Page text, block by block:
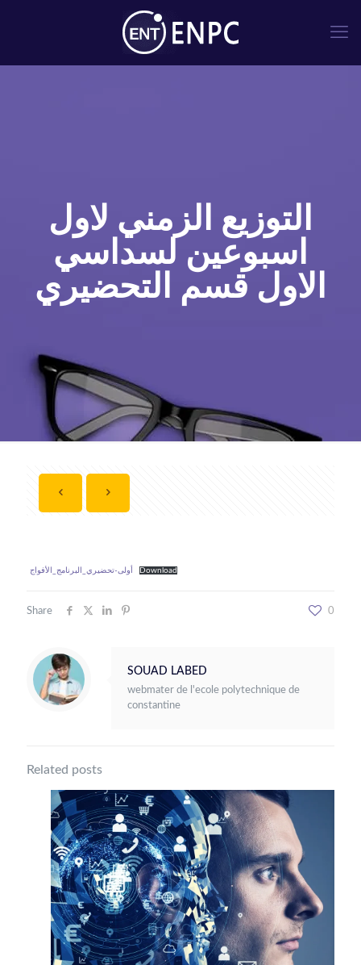
التوزيع الزمني لاول
اسبوعين لسداسي
الاول قسم التحضيري
أولى-تحضيري_البرنامج_الأفواج Download
Share 0
SOUAD LABED
webmater de l'ecole polytechnique de
constantine
Related posts